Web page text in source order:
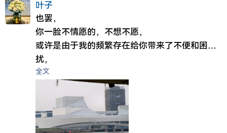
叶子
也罢，
你一脸不情愿的，不想不愿，
或许是由于我的频繁存在给你带来了不便和困
扰，
为此我向你表达歉意。
或许你早已经想要我的不存在，
只不过由于过去种种原因，
开不出口罢了，
所以用行为去证明这些，
全文